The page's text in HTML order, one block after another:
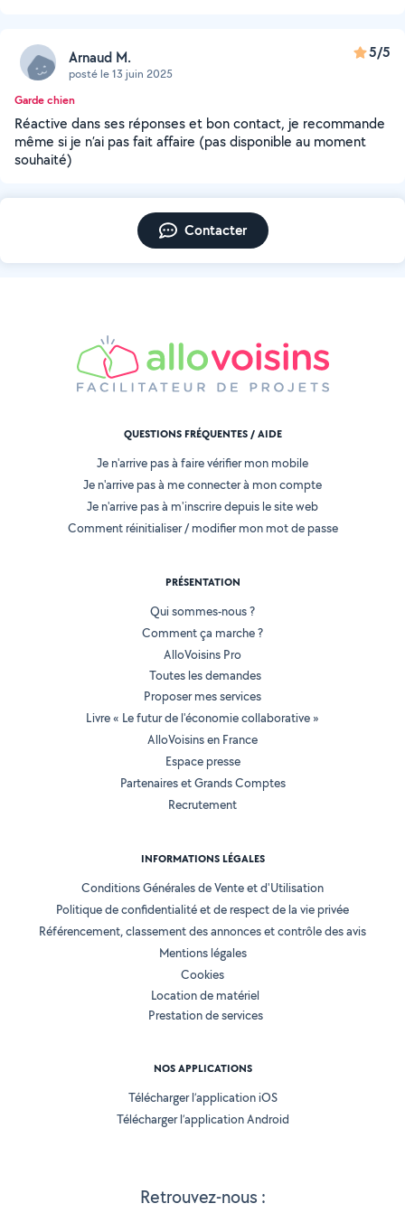
Arnaud M.
posté le 13 juin 2025
5/5
Garde chien
Réactive dans ses réponses et bon contact, je recommande
même si je n’ai pas fait affaire (pas disponible au moment
souhaité)
Contacter
Retrouvez-nous :
QUESTIONS FRÉQUENTES / AIDE
Je n'arrive pas à faire vérifier mon mobile
Je n'arrive pas à me connecter à mon compte
Je n'arrive pas à m'inscrire depuis le site web
Comment réinitialiser / modifier mon mot de passe
PRÉSENTATION
Qui sommes-nous ?
Comment ça marche ?
AlloVoisins Pro
Toutes les demandes
Proposer mes services
Livre « Le futur de l'économie collaborative »
AlloVoisins en France
Espace presse
Partenaires et Grands Comptes
Recrutement
INFORMATIONS LÉGALES
Conditions Générales de Vente et d'Utilisation
Politique de confidentialité et de respect de la vie privée
Référencement, classement des annonces et contrôle des avis
Mentions légales
Cookies
Location de matériel
Prestation de services
NOS APPLICATIONS
Télécharger l’application iOS
Télécharger l’application Android